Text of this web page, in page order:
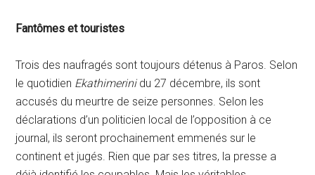
Fantômes et touristes
Trois des naufragés sont toujours détenus à Paros. Selon
le quotidien Ekathimerinidu 27 décembre, ils sont
accusés du meurtre de seize personnes. Selon les
déclarations d’un politicien local de l’opposition à ce
journal, ils seront prochainement emmenés sur le
continent et jugés. Rien que par ses titres, la presse a